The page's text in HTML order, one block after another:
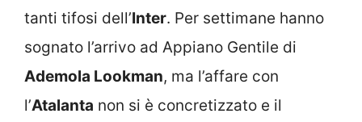
tanti tifosi dell’Inter. Per settimane hanno
sognato l’arrivo ad Appiano Gentile di
Ademola Lookman, ma l’affare con
l’Atalanta non si è concretizzato e il